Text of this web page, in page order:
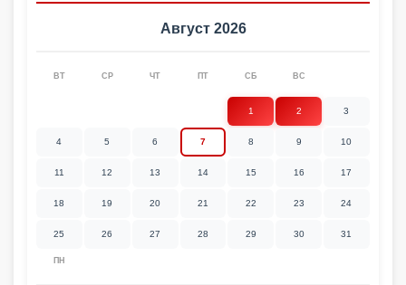
Август 2026
ПН
ВТ СР ЧТ ПТ СБ ВС
1 2 3
4 5 6 7 8 9 10
11 12 13 14 15 16 17
18 19 20 21 22 23 24
25 26 27 28 29 30 31